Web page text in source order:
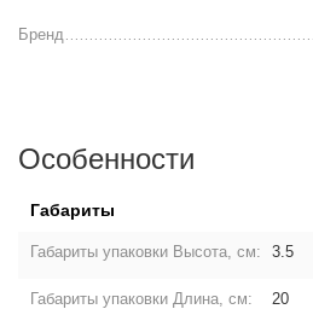
Бренд
Особенности
Габариты
Габариты упаковки Высота, см: 3.5
Габариты упаковки Длина, см: 20